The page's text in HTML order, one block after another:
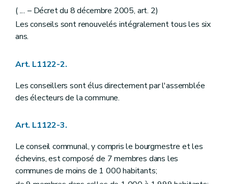
Art. L1215-1
Art. L1215-2
Art. L1215-3
Art. L1215-7
Art. L1215-9
Art. L1215-10
Art. L1215-13
Art. L1215-15
Art. L1215-16
Art. L1215-17
Art. L1215-18
(... – Décret du 8 décembre 2005, art. 2)
Les conseils sont renouvelés intégralement tous les six
ans.
Art. L1122-2.
Les conseillers sont élus directement par l'assemblée
des électeurs de la commune.
Art. L1122-3.
Le conseil communal, y compris le bourgmestre et les
échevins, est composé de 7 membres dans les
communes de moins de 1 000 habitants;